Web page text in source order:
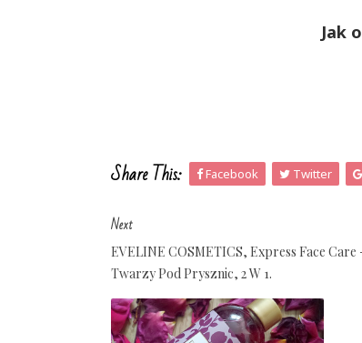
Jak
Share This: Facebook Twitter
Next
EVELINE COSMETICS, Express Face Care
Twarzy Pod Prysznic, 2 W 1.